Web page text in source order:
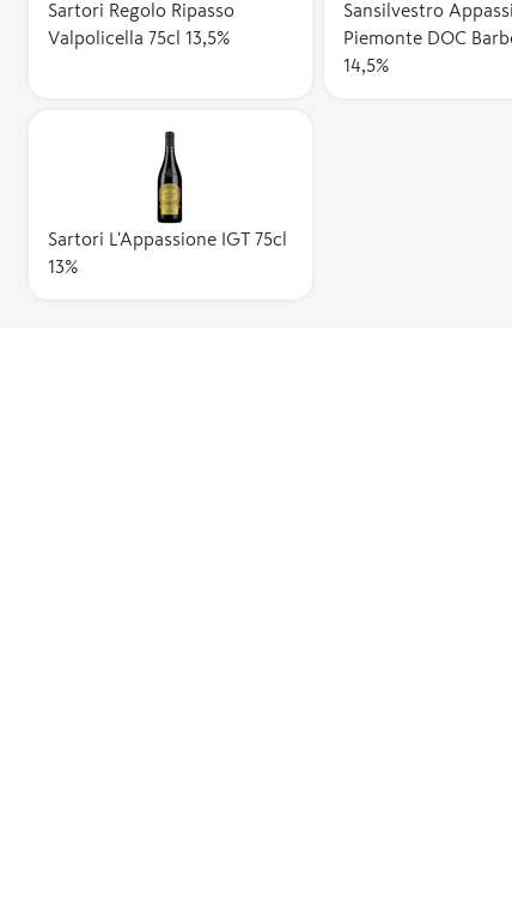
Sartori Regolo Ripasso
Valpolicella 75cl 13,5%
Sansilvestro
Piemonte DOC
14,5%
Sartori L'Appassione IGT 75cl
13%